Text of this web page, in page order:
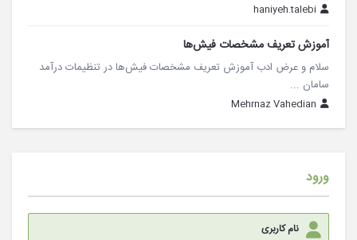
haniyeh.talebi
آموزش تعریف مشخصات فیش‌ها
سلام و عرض ادب آموزش تعریف مشخصات فیش‌ها در تنظیمات درآمد
سامان ...
Mehrnaz Vahedian
ورود